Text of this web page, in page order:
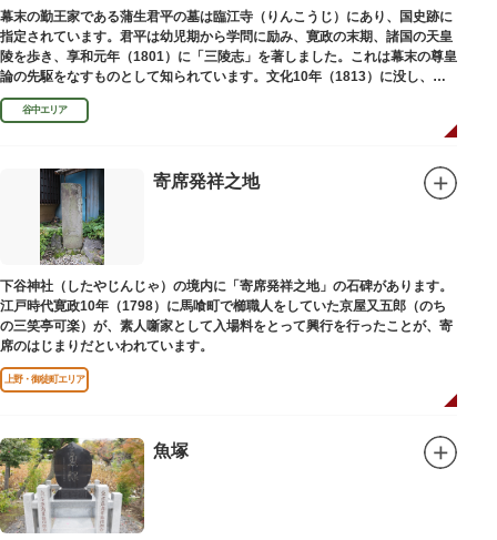
幕末の勤王家である蒲生君平の墓は臨江寺（りんこうじ）にあり、国史跡に
指定されています。君平は幼児期から学問に励み、寛政の末期、諸国の天皇
陵を歩き、享和元年（1801）に「三陵志」を著しました。これは幕末の尊皇
論の先駆をなすものとして知られています。文化10年（1813）に没し、高
山彦三郎や林子平と共に「寛政三奇人」の一人にあげられています。
谷中エリア
寄席発祥之地
下谷神社（したやじんじゃ）の境内に「寄席発祥之地」の石碑があります。
江戸時代寛政10年（1798）に馬喰町で櫛職人をしていた京屋又五郎（のち
の三笑亭可楽）が、素人噺家として入場料をとって興行を行ったことが、寄
席のはじまりだといわれています。
上野・御徒町エリア
魚塚